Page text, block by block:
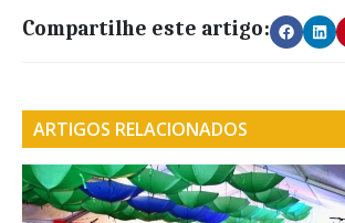
Compartilhe este artigo:
ARTIGOS RELACIONADOS